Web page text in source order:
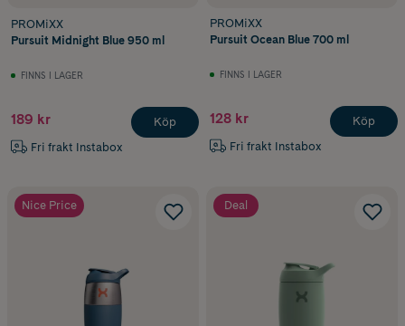
PROMiXX
Pursuit Midnight Blue 950 ml
FINNS I LAGER
189 kr
Fri frakt Instabox
Köp
PROMiXX
Pursuit Ocean Blue 700 ml
FINNS I LAGER
128 kr
Fri frakt Instabox
Köp
Nice Price Deal